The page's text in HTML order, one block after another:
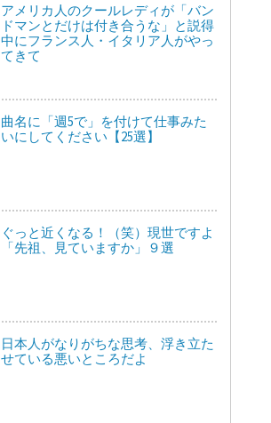
アメリカ人のクールレディが「バン
ドマンとだけは付き合うな」と説得
中にフランス人・イタリア人がやっ
てきて
曲名に「週5で」を付けて仕事みた
いにしてください【25選】
ぐっと近くなる！（笑）現世ですよ
「先祖、見ていますか」９選
日本人がなりがちな思考、浮き立た
せている悪いところだよ